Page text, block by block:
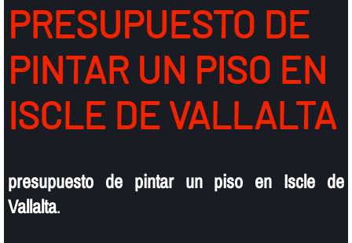
PRESUPUESTO DE
PINTAR UN PISO EN
ISCLE DE VALLALTA
presupuesto de pintar un piso en Iscle de
Vallalta.